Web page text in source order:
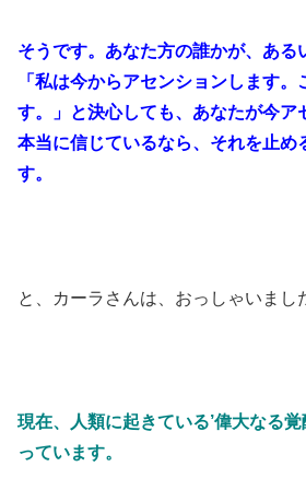
そうです。あなた方の誰かが、ある
「私は今からアセンションします。
す。」と決心しても、あなたが今ア
本当に信じているなら、それを止め
す。
と、カーラさんは、おっしゃいまし
現在、人類に起きている’偉大なる覚
っています。